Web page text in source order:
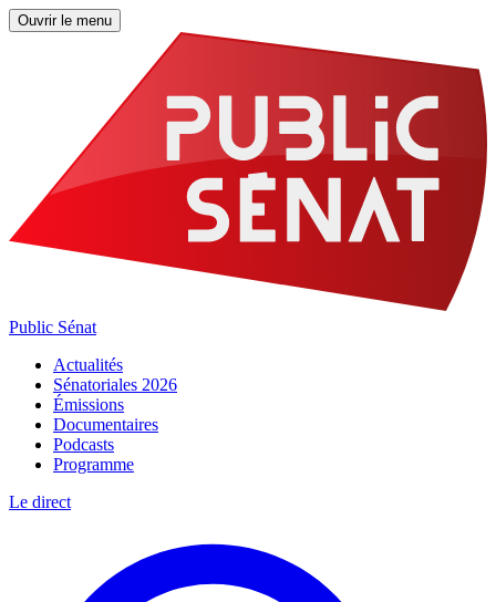
Ouvrir le menu
Public Sénat
Actualités
Sénatoriales 2026
Émissions
Documentaires
Podcasts
Programme
Le direct